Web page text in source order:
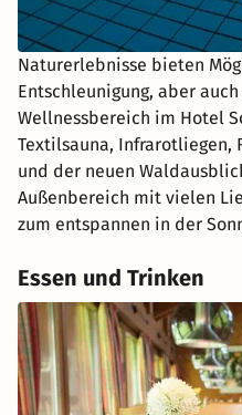
Naturerlebnisse bieten
Entschleunigung, aber
Wellnessbereich im Hotel
Textilsauna, Infrarotliegen,
und der neuen
Außenbereich mit vielen
zum entspannen in der
Essen und Trinken